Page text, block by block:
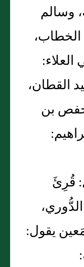
وسالم
القطان،
بن
قُرِئَ
يقول: